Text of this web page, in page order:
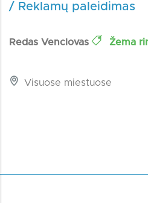
/ Reklamų paleidimas
Redas Venclovas Žema
Visuose miestuose